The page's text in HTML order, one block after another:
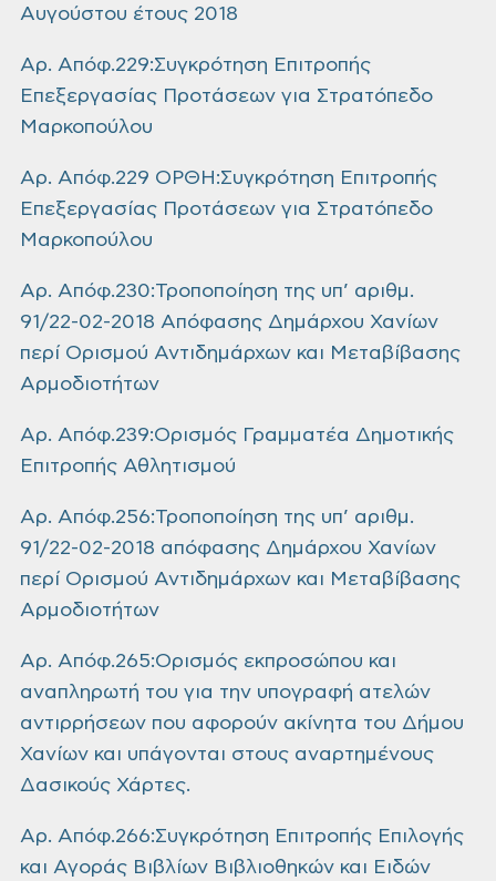
Αυγούστου έτους 2018
Αρ. Απόφ.229:Συγκρότηση Επιτροπής
Επεξεργασίας Προτάσεων για Στρατόπεδο
Μαρκοπούλου
Αρ. Απόφ.229 ΟΡΘΗ:Συγκρότηση Επιτροπής
Επεξεργασίας Προτάσεων για Στρατόπεδο
Μαρκοπούλου
Αρ. Απόφ.230:Τροποποίηση της υπ’ αριθμ.
91/22-02-2018 Απόφασης Δημάρχου Χανίων
περί Ορισμού Αντιδημάρχων και Μεταβίβασης
Αρμοδιοτήτων
Αρ. Απόφ.239:Ορισμός Γραμματέα Δημοτικής
Επιτροπής Αθλητισμού
Αρ. Απόφ.256:Τροποποίηση της υπ’ αριθμ.
91/22-02-2018 απόφασης Δημάρχου Χανίων
περί Ορισμού Αντιδημάρχων και Μεταβίβασης
Αρμοδιοτήτων
Αρ. Απόφ.265:Ορισμός εκπροσώπου και
αναπληρωτή του για την υπογραφή ατελών
αντιρρήσεων που αφορούν ακίνητα του Δήμου
Χανίων και υπάγονται στους αναρτημένους
Δασικούς Χάρτες.
Αρ. Απόφ.266:Συγκρότηση Επιτροπής Επιλογής
και Αγοράς Βιβλίων Βιβλιοθηκών και Ειδών